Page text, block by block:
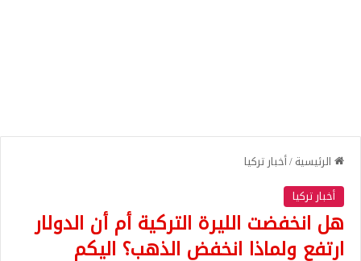
الرئيسية/أخبار تركيا
أخبار تركيا
هل انخفضت الليرة التركية أم أن الدولار
ارتفع ولماذا انخفض الذهب؟ اليكم